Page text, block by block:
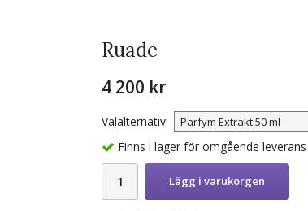
Ruade
4 200 kr
Valalternativ
Finns i lager för omgående leverans
Lägg i varukorgen